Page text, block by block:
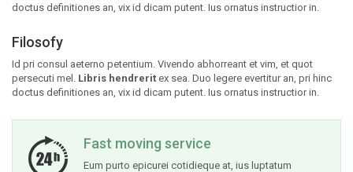
doctus definitiones an, vix id dicam putent. Ius ornatus instructior in.
Filosofy
Id pri consul aeterno petentium. Vivendo abhorreant et vim, et quot
persecuti mel. Libris hendrerit ex sea. Duo legere evertitur an, pri hinc
doctus definitiones an, vix id dicam putent. Ius ornatus instructior in.
Fast moving service
Eum purto epicurei cotidieque at, ius luptatum